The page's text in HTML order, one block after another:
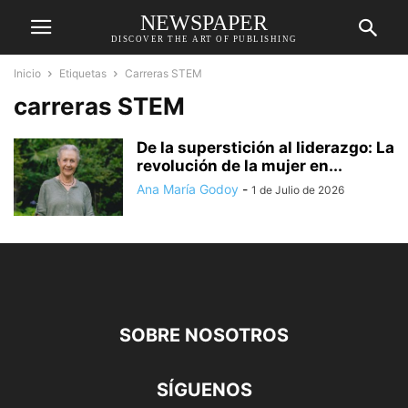
NEWSPAPER
DISCOVER THE ART OF PUBLISHING
Inicio Etiquetas Carreras STEM
carreras STEM
De la superstición al liderazgo: La
revolución de la mujer en...
Ana María Godoy - 1 de Julio de 2026
SOBRE NOSOTROS
SÍGUENOS